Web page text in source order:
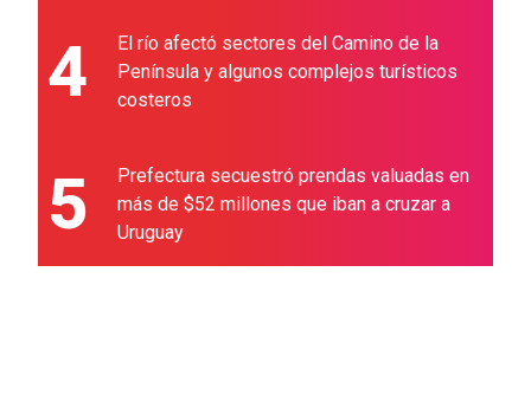
4
El río afectó sectores del Camino de la
Península y algunos complejos turísticos
costeros
5
Prefectura secuestró prendas valuadas en
más de $52 millones que iban a cruzar a
Uruguay